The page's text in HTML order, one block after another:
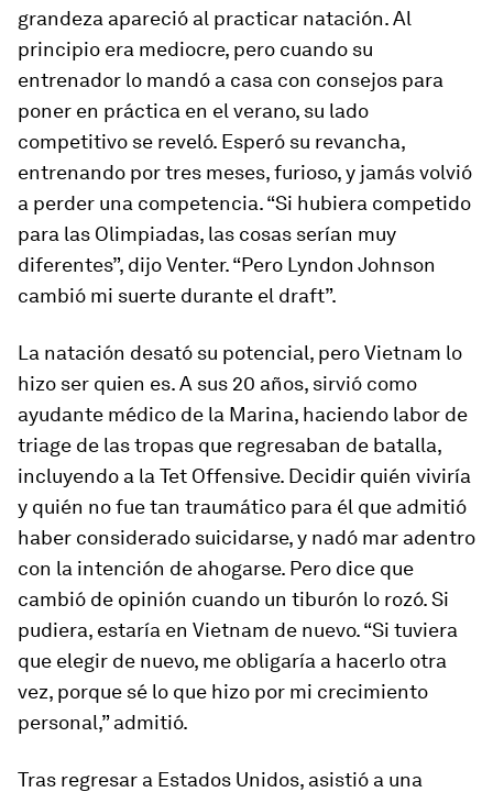
grandeza apareció al practicar natación. Al
principio era mediocre, pero cuando su
entrenador lo mandó a casa con consejos para
poner en práctica en el verano, su lado
competitivo se reveló. Esperó su revancha,
entrenando por tres meses, furioso, y jamás volvió
a perder una competencia. “Si hubiera competido
para las Olimpiadas, las cosas serían muy
diferentes”, dijo Venter. “Pero Lyndon Johnson
cambió mi suerte durante el draft”.
La natación desató su potencial, pero Vietnam lo
hizo ser quien es. A sus 20 años, sirvió como
ayudante médico de la Marina, haciendo labor de
triage de las tropas que regresaban de batalla,
incluyendo a la Tet Offensive. Decidir quién viviría
y quién no fue tan traumático para él que admitió
haber considerado suicidarse, y nadó mar adentro
con la intención de ahogarse. Pero dice que
cambió de opinión cuando un tiburón lo rozó. Si
pudiera, estaría en Vietnam de nuevo. “Si tuviera
que elegir de nuevo, me obligaría a hacerlo otra
vez, porque sé lo que hizo por mi crecimiento
personal,” admitió.
Tras regresar a Estados Unidos, asistió a una